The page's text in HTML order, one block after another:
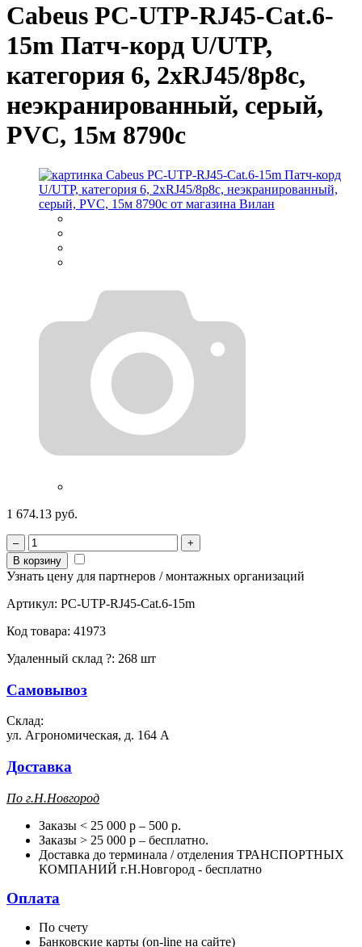
Cabeus PC-UTP-RJ45-Cat.6-
15m Патч-корд U/UTP,
категория 6, 2xRJ45/8p8c,
неэкранированный, серый,
PVC, 15м 8790c
1 674.13 руб.
–
+
В корзину
Узнать цену для партнеров / монтажных организаций
Артикул: PC-UTP-RJ45-Cat.6-15m
Код товара: 41973
Удаленный склад ?: 268 шт
Самовывоз
Склад:
ул. Агрономическая, д. 164 А
Доставка
По г.Н.Новгород
Заказы < 25 000 р – 500 р.
Заказы > 25 000 р – бесплатно.
Доставка до терминала / отделения ТРАНСПОРТНЫХ
КОМПАНИЙ г.Н.Новгород - бесплатно
Оплата
По счету
Банковские карты (on-line на сайте)